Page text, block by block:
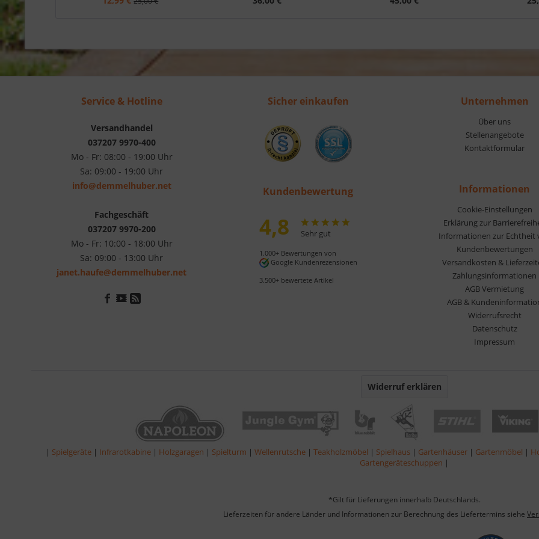
Service & Hotline
Versandhandel
037207 9970-400
Mo - Fr: 08:00 - 19:00 Uhr
Sa: 09:00 - 19:00 Uhr
info@demmelhuber.net
Fachgeschäft
037207 9970-200
Mo - Fr: 10:00 - 18:00 Uhr
Sa: 09:00 - 13:00 Uhr
janet.haufe@demmelhuber.net
Sicher einkaufen
Kundenbewertung
4,8 Sehr gut
1.000+ Bewertungen von
Google Kundenrezensionen
3.500+ bewertete Artikel
Unternehmen
Über uns
Stellenangebote
Kontaktformular
Informationen
Cookie-Einstellungen
Erklärung zur
Informationen zur Echtheit
Kundenbewertungen
Versandkosten &
Zahlungsinformationen
AGB Vermietung
AGB &
Widerrufsrecht
Datenschutz
Impressum
Widerruf erklären
| Spielgeräte | Infrarotkabine | Holzgaragen | Spielturm | Wellenrutsche | Teakholzmöbel | Spielhaus | Gartenhäuser | Gartenmöbel |
Gartengeräteschuppen |
*Gilt für Lieferungen innerhalb Deutschlands.
Lieferzeiten für andere Länder und Informationen zur Berechnung des Liefertermins siehe